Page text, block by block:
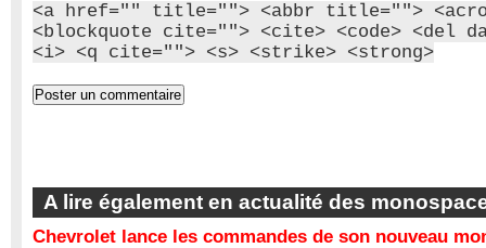
<a href="" title=""> <abbr title="">
<blockquote cite=""> <cite> <code> <del
<i> <q cite=""> <s> <strike> <strong>
A lire également en actualité des
Chevrolet lance les commandes de son nouveau